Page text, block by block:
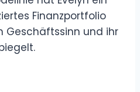
Finanzportfolio
Geschäftssinn und ihr